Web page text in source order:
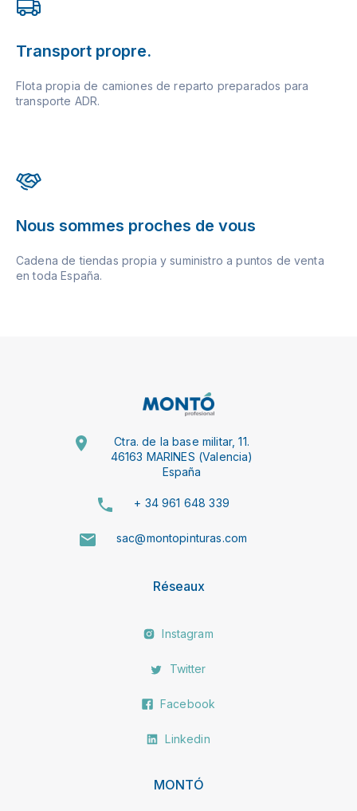
Transport propre.
Flota propia de camiones de reparto preparados para
transporte ADR.
Nous sommes proches de vous
Cadena de tiendas propia y suministro a puntos de venta
en toda España.
Ctra. de la base militar, 11.
46163 MARINES (Valencia)
España
+ 34 961 648 339
sac@montopinturas.com
Réseaux
Instagram
Twitter
Facebook
Linkedin
MONTÓ